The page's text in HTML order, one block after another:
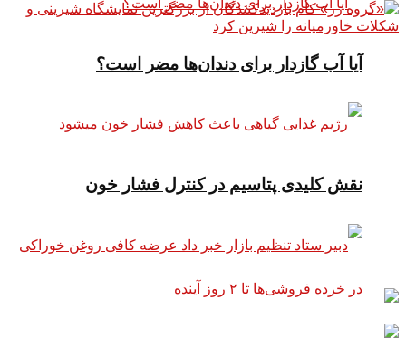
آیا آب گازدار برای دندان‌ها مضر است؟
نقش کلیدی پتاسیم در کنترل فشار خون